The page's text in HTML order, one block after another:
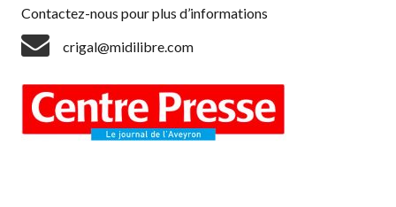
Contactez-nous pour plus d’informations
crigal@midilibre.com